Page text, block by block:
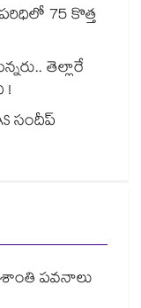
75 కొత్త
తెల్లారే
!
సందీప్
పవనాలు